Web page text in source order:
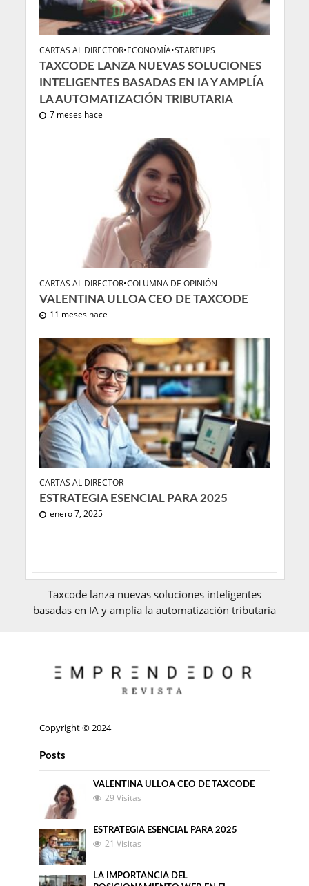
CARTAS AL DIRECTOR•ECONOMÍA•STARTUPS
TAXCODE LANZA NUEVAS SOLUCIONES
INTELIGENTES BASADAS EN IA Y AMPLÍA
LA AUTOMATIZACIÓN TRIBUTARIA
7 meses hace
CARTAS AL DIRECTOR•COLUMNA DE OPINIÓN
VALENTINA ULLOA CEO DE TAXCODE
11 meses hace
CARTAS AL DIRECTOR
ESTRATEGIA ESENCIAL PARA 2025
enero 7, 2025
Taxcode lanza nuevas soluciones inteligentes
basadas en IA y amplía la automatización tributaria
Copyright © 2024
Posts
VALENTINA ULLOA CEO DE TAXCODE
29 Visitas
ESTRATEGIA ESENCIAL PARA 2025
21 Visitas
LA IMPORTANCIA DEL